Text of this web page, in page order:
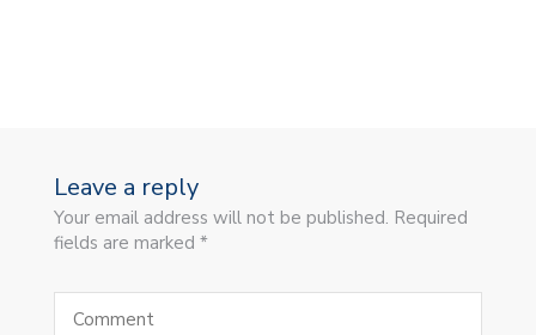
Leave a reply
Your email address will not be published. Required
fields are marked *